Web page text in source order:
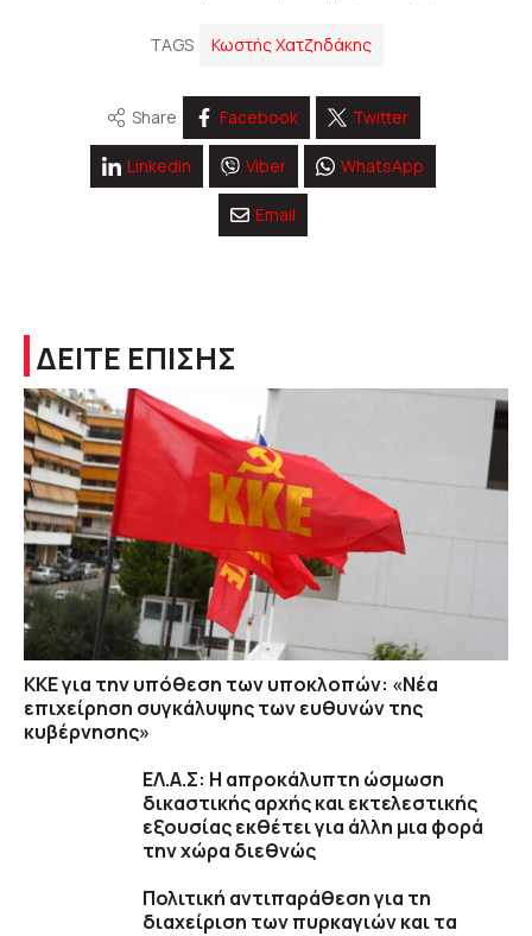
TAGS Κωστής Χατζηδάκης
Share Facebook Twitter
Linkedin Viber WhatsApp
Email
ΔΕΙΤΕ ΕΠΙΣΗΣ
ΚΚΕ για την υπόθεση των υποκλοπών: «Νέα
επιχείρηση συγκάλυψης των ευθυνών της
κυβέρνησης»
ΕΛ.Α.Σ: Η απροκάλυπτη ώσμωση
δικαστικής αρχής και εκτελεστικής
εξουσίας εκθέτει για άλλη μια φορά
την χώρα διεθνώς
Πολιτική αντιπαράθεση για τη
διαχείριση των πυρκαγιών και τα